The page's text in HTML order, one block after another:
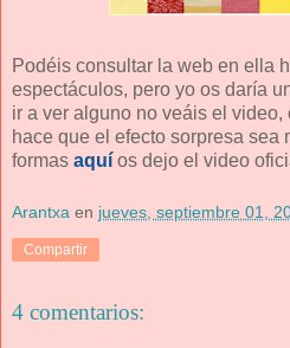
Podéis consultar la web en ella
espectáculos, pero yo os daría
ir a ver alguno no veáis el video,
hace que el efecto sorpresa sea
formas aquí os dejo el video
Arantxa en jueves, septiembre 01,
Compartir
4 comentarios: